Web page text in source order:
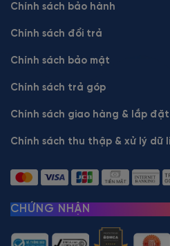
Chính sách bảo hành
Chính sách đổi trả
Chính sách bảo mật
Chính sách trả góp
Chính sách giao hàng & lắp đặt
Chính sách thu thập & xử lý dữ
CHỨNG NHẬN